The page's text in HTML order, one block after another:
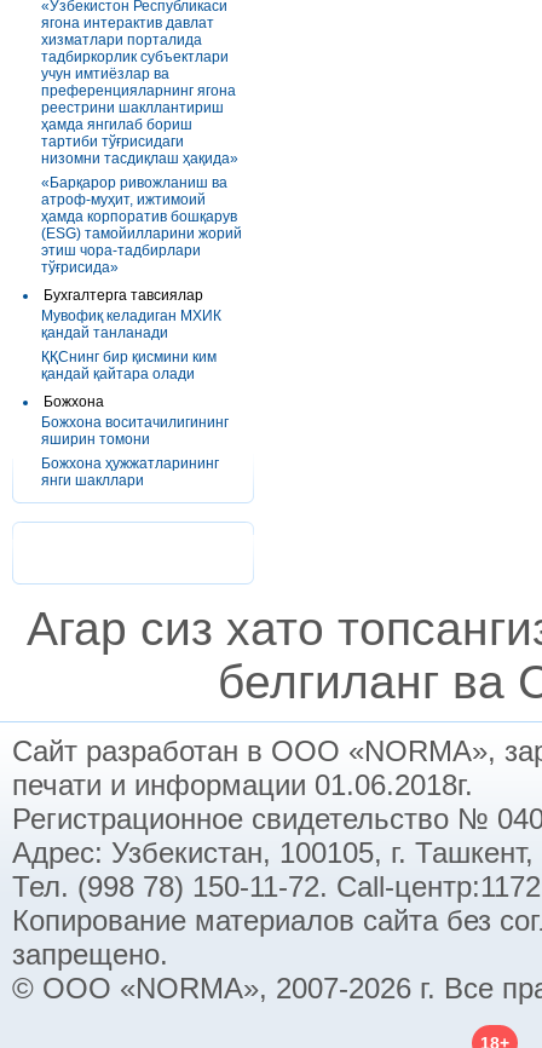
«Ўзбекистон Республикаси
ягона интерактив давлат
хизматлари порталида
тадбиркорлик субъектлари
учун имтиёзлар ва
преференцияларнинг ягона
реестрини шакллантириш
ҳамда янгилаб бориш
тартиби тўғрисидаги
низомни тасдиқлаш ҳақида»
«Барқарор ривожланиш ва
атроф-муҳит, ижтимоий
ҳамда корпоратив бошқарув
(ESG) тамойилларини жорий
этиш чора-тадбирлари
тўғрисида»
Бухгалтерга тавсиялар
Мувофиқ келадиган МХИК
қандай танланади
ҚҚСнинг бир қисмини ким
қандай қайтара олади
Божхона
Божхона воситачилигининг
яширин томони
Божхона ҳужжатларининг
янги шакллари
Агар сиз хато
белгиланг ва
Сайт разработан в ООО «NORMA»,
печати и информации 01.06.2018г.
Регистрационное свидетельство №
Адрес: Узбекистан, 100105, г.
Тел. (998 78) 150-11-72. Call-
Копирование материалов сайта без
запрещено.
© ООО «NORMA», 2007-2026 г. Все
18+